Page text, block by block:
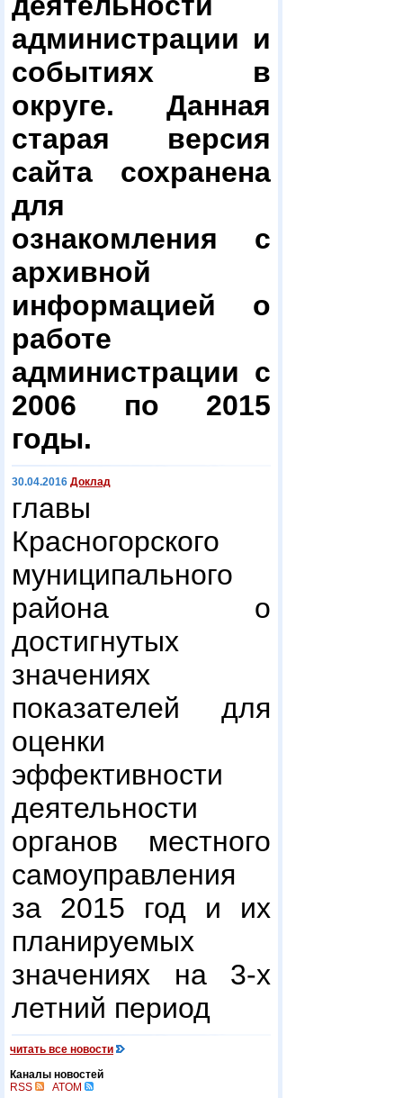
администрации и
событиях в
округе. Данная
старая версия
сайта сохранена
для
ознакомления с
архивной
информацией о
работе
администрации с
2006 по 2015
годы.
30.04.2016 Доклад
главы
Красногорского
муниципального
района о
достигнутых
значениях
показателей для
оценки
эффективности
деятельности
органов местного
самоуправления
за 2015 год и их
планируемых
значениях на 3-х
летний период
читать все новости
Каналы новостей
RSS
ATOM